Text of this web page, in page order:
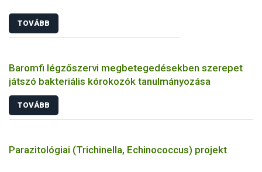
TOVÁBB
Baromfi légzőszervi megbetegedésekben szerepet
játszó bakteriális kórokozók tanulmányozása
TOVÁBB
Parazitológiai (Trichinella, Echinococcus) projekt